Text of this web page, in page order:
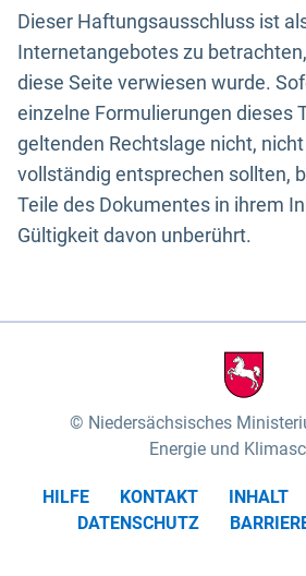
Dieser Haftungsausschluss ist
Internetangebotes zu
diese Seite verwiesen wurde.
einzelne Formulierungen dieses
geltenden Rechtslage nicht,
vollständig entsprechen sollten,
Teile des Dokumentes in ihrem
Gültigkeit davon unberührt.
Niedersächsisches
Energie und
HILFE KONTAKT INHALT
DATENSCHUTZ